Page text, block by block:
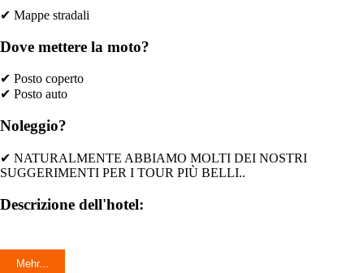
✔ Mappe stradali
Dove mettere la moto?
✔ Posto coperto
✔ Posto auto
Noleggio?
✔ NATURALMENTE ABBIAMO MOLTI DEI NOSTRI
SUGGERIMENTI PER I TOUR PIÙ BELLI..
Descrizione dell'hotel:
Mehr...